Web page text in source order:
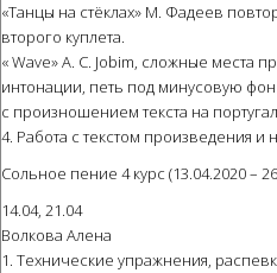
«Танцы на стёклах» М. Фадеев
второго куплета.
« Wave» A. C. Jobim, сложные места
интонации, петь под минусовую
с произношением текста на
4. Работа с текстом произведения и
Сольное пение 4 курс (13.04.2020 –
14.04, 21.04
Волкова Алена
1. Технические упражнения,